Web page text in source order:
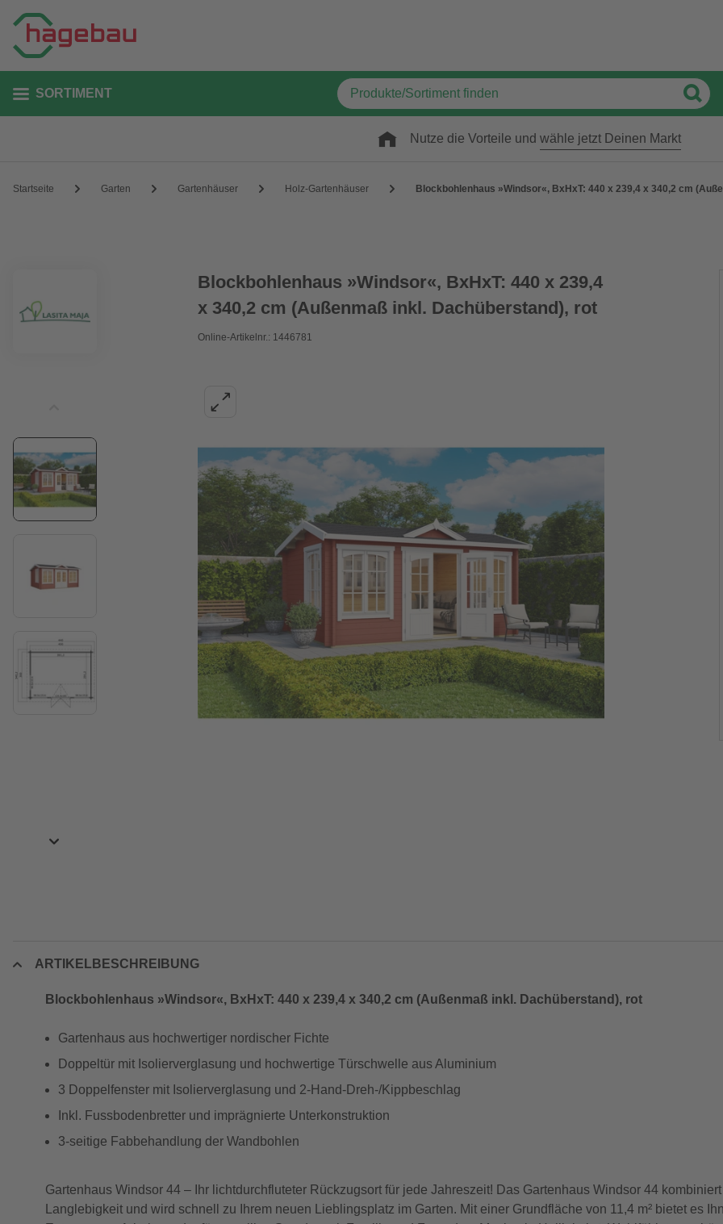
SORTIMENT
Nutze die Vorteile und wähle jetzt Deinen Markt
Startseite Garten Gartenhäuser Holz-Gartenhäuser Blockbohlenhaus »Windsor«, BxHxT: 440 x 239,4 x 340,2 cm
Blockbohlenhaus »Windsor«, BxHxT: 440 x 239,4
x 340,2 cm (Außenmaß inkl. Dachüberstand), rot
Online-Artikelnr.: 1446781
ARTIKELBESCHREIBUNG
Blockbohlenhaus »Windsor«, BxHxT: 440 x 239,4 x 340,2 cm (Außenmaß inkl. Dachüberstand), rot
Gartenhaus aus hochwertiger nordischer Fichte
Doppeltür mit Isolierverglasung und hochwertige Türschwelle aus Aluminium
3 Doppelfenster mit Isolierverglasung und 2-Hand-Dreh-/Kippbeschlag
Inkl. Fussbodenbretter und imprägnierte Unterkonstruktion
3-seitige Fabbehandlung der Wandbohlen
Gartenhaus Windsor 44 – Ihr lichtdurchfluteter Rückzugsort für jede Jahreszeit! Das Gartenhaus Windsor 44
Langlebigkeit und wird schnell zu Ihrem neuen Lieblingsplatz im Garten. Mit einer Grundfläche von 11,4 m² bietet es